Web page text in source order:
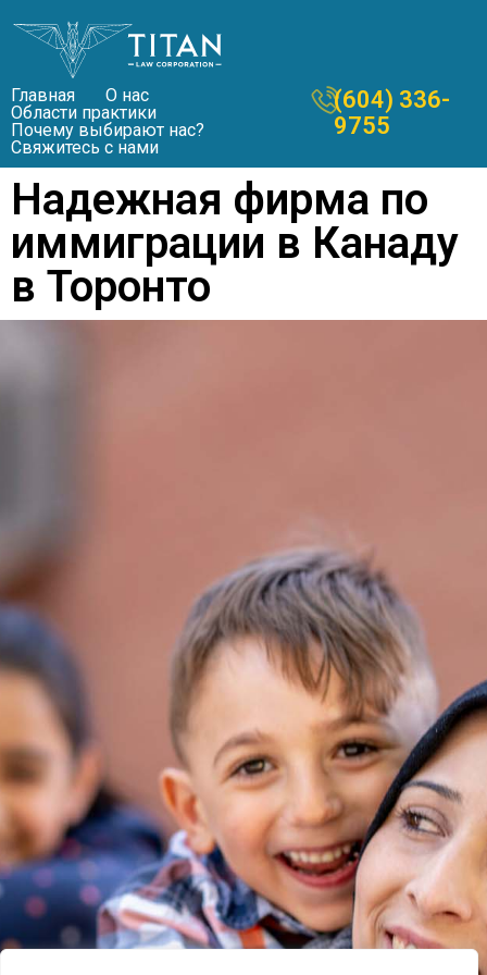
Главная
О нас
Области практики
Почему выбирают нас?
Свяжитесь с нами
(604) 336-
9755
Надежная фирма по
иммиграции в Канаду
в Торонто